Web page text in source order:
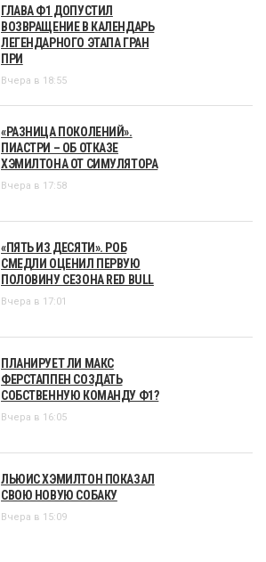
ГЛАВА Ф1 ДОПУСТИЛ
ВОЗВРАЩЕНИЕ В КАЛЕНДАРЬ
ЛЕГЕНДАРНОГО ЭТАПА ГРАН
ПРИ
Вчера в 18:55
«РАЗНИЦА ПОКОЛЕНИЙ».
ПИАСТРИ – ОБ ОТКАЗЕ
ХЭМИЛТОНА ОТ СИМУЛЯТОРА
Вчера в 17:58
«ПЯТЬ ИЗ ДЕСЯТИ». РОБ
СМЕДЛИ ОЦЕНИЛ ПЕРВУЮ
ПОЛОВИНУ СЕЗОНА RED BULL
Вчера в 17:01
ПЛАНИРУЕТ ЛИ МАКС
ФЕРСТАППЕН СОЗДАТЬ
СОБСТВЕННУЮ КОМАНДУ Ф1?
Вчера в 16:05
ЛЬЮИС ХЭМИЛТОН ПОКАЗАЛ
СВОЮ НОВУЮ СОБАКУ
Вчера в 15:09